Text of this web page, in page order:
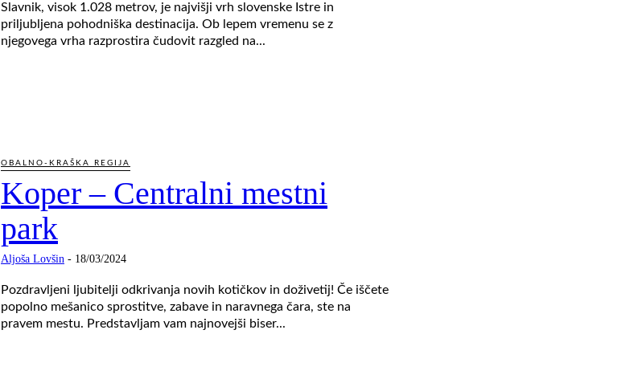
Slavnik, visok 1.028 metrov, je najvišji vrh slovenske Istre in
priljubljena pohodniška destinacija. Ob lepem vremenu se z
njegovega vrha razprostira čudovit razgled na...
OBALNO-KRAŠKA REGIJA
Koper – Centralni mestni
park
Aljoša Lovšin - 18/03/2024
Pozdravljeni ljubitelji odkrivanja novih kotičkov in doživetij! Če iščete
popolno mešanico sprostitve, zabave in naravnega čara, ste na
pravem mestu. Predstavljam vam najnovejši biser...